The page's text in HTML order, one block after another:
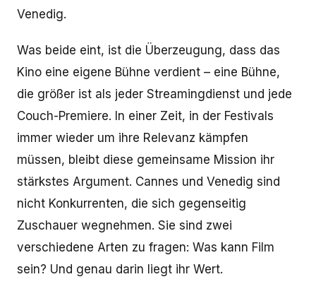
Venedig.
Was beide eint, ist die Überzeugung, dass das
Kino eine eigene Bühne verdient – eine Bühne,
die größer ist als jeder Streamingdienst und jede
Couch-Premiere. In einer Zeit, in der Festivals
immer wieder um ihre Relevanz kämpfen
müssen, bleibt diese gemeinsame Mission ihr
stärkstes Argument. Cannes und Venedig sind
nicht Konkurrenten, die sich gegenseitig
Zuschauer wegnehmen. Sie sind zwei
verschiedene Arten zu fragen: Was kann Film
sein? Und genau darin liegt ihr Wert.